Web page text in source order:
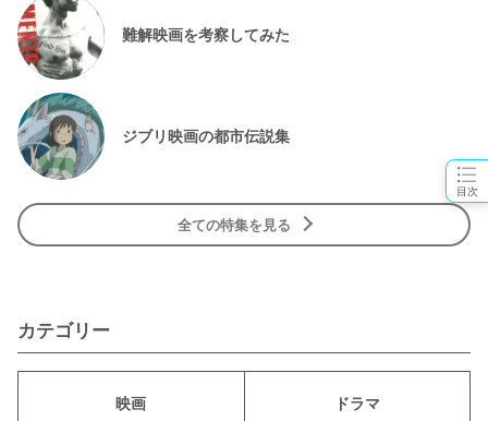
目次
難解映画を考察してみた
ジブリ映画の都市伝説集
全ての特集を見る
カテゴリー
映画 ドラマ